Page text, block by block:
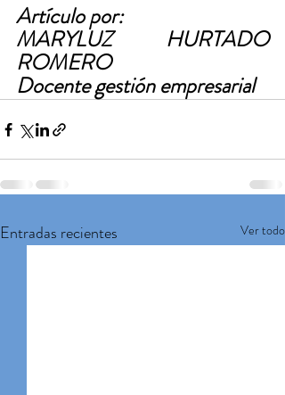
Artículo por:
MARYLUZ HURTADO
ROMERO
Docente gestión empresarial
Entradas recientes Ver todo